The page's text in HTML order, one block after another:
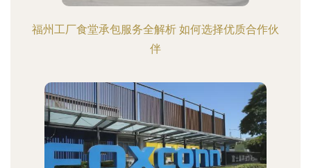
福州工厂食堂承包服务全解析 如何选择优质合作伙
伴